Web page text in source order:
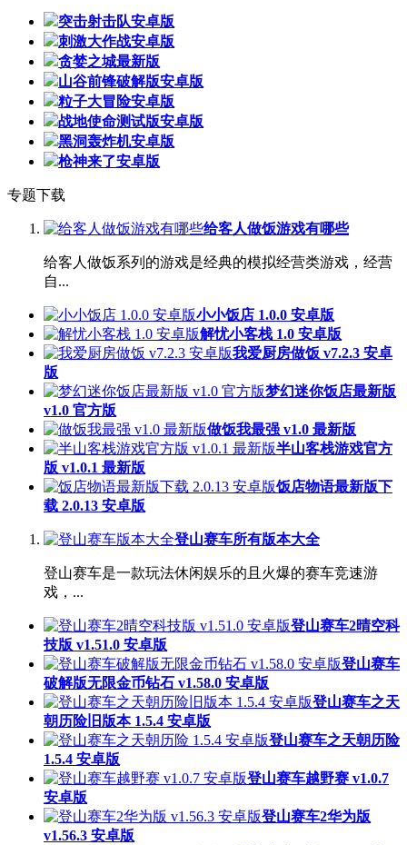
突击射击队安卓版
刺激大作战安卓版
贪婪之城最新版
山谷前锋破解版安卓版
粒子大冒险安卓版
战地使命测试版安卓版
黑洞轰炸机安卓版
枪神来了安卓版
专题下载
给客人做饭游戏有哪些
给客人做饭系列的游戏是经典的模拟经营类游戏，经营
自...
小小饭店 1.0.0 安卓版
解忧小客栈 1.0 安卓版
我爱厨房做饭 v7.2.3 安卓
版
梦幻迷你饭店最新版
v1.0 官方版
做饭我最强 v1.0 最新版
半山客栈游戏官方
版 v1.0.1 最新版
饭店物语最新版下
载 2.0.13 安卓版
登山赛车所有版本大全
登山赛车是一款玩法休闲娱乐的且火爆的赛车竞速游
戏，...
登山赛车2晴空科
技版 v1.51.0 安卓版
登山赛车
破解版无限金币钻石 v1.58.0 安卓版
登山赛车之天
朝历险旧版本 1.5.4 安卓版
登山赛车之天朝历险
1.5.4 安卓版
登山赛车越野赛 v1.0.7
安卓版
登山赛车2华为版
v1.56.3 安卓版